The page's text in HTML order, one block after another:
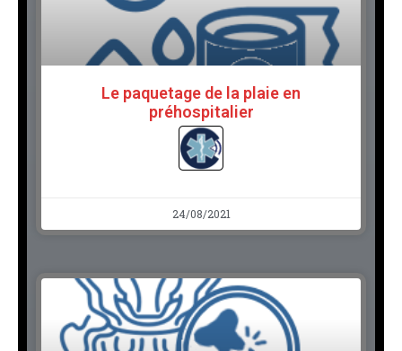
Le paquetage de la plaie en
préhospitalier
24/08/2021